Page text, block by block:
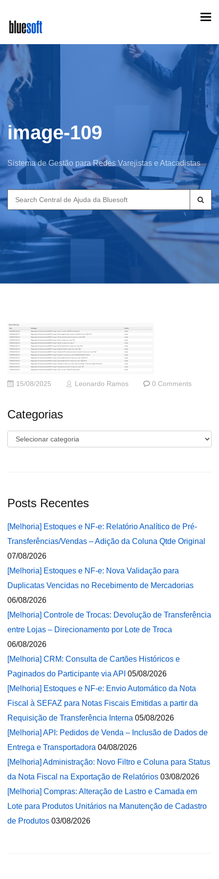
main
content
image-109
Sistema de Gestão para Redes Varejistas e Atacadistas
Search
for:
15/08/2025 Leonardo Ramos 0 Comments
Categorias
Categorias
Posts Recentes
[Melhoria] Estoques e NF-e: Relatório Analítico de Pré-
Transferências/Vendas – Adição da Coluna Qtde Original
07/08/2026
[Melhoria] Estoques e NF-e: Nova Validação para
Duplicatas Vencidas no Recebimento de Mercadorias
06/08/2026
[Melhoria] Controle de Trocas: Devolução de Transferência
entre Lojas – Direcionamento por Lote de Troca
06/08/2026
[Melhoria] CRM: Consulta de Cartões Históricos e
Paginados do Participante via API 05/08/2026
[Melhoria] Estoques e NF-e: Envio Automático da Nota
Fiscal à SEFAZ para Notas Fiscais Emitidas a partir da
Requisição de Transferência Interna 05/08/2026
[Melhoria] API: Pedidos de Venda – Inclusão de Dados de
Entrega e Transportadora 04/08/2026
[Melhoria] Administração: Novo Filtro e Coluna para Status
da Nota Fiscal na Exportação de Relatórios 03/08/2026
[Melhoria] Compras: Alteração de Lastro e Camada em
Lote para Produtos Unitários na Manutenção de Cadastro
de Produtos 03/08/2026